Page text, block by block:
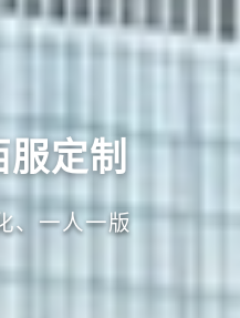
定制
、一人一版